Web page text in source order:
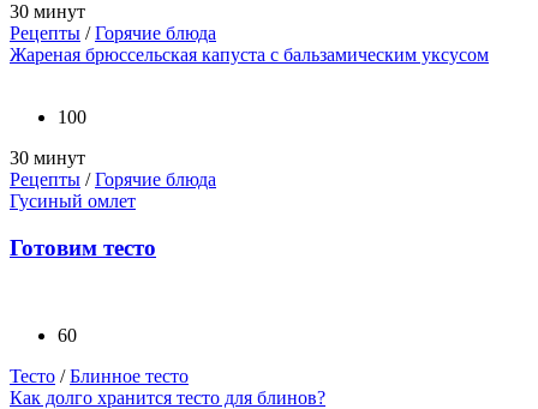
30 минут
Рецепты /Горячие блюда
Жареная брюссельская капуста с бальзамическим уксусом
100
30 минут
Рецепты /Горячие блюда
Гусиный омлет
Готовим тесто
60
Тесто /Блинное тесто
Как долго хранится тесто для блинов?